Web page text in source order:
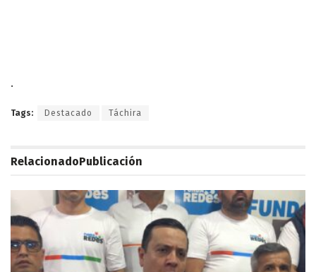
.
Tags: Destacado Táchira
RelacionadoPublicación